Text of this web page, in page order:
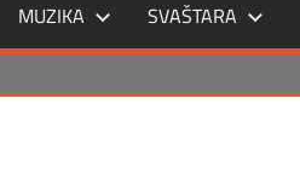
MUZIKA SVAŠTARA